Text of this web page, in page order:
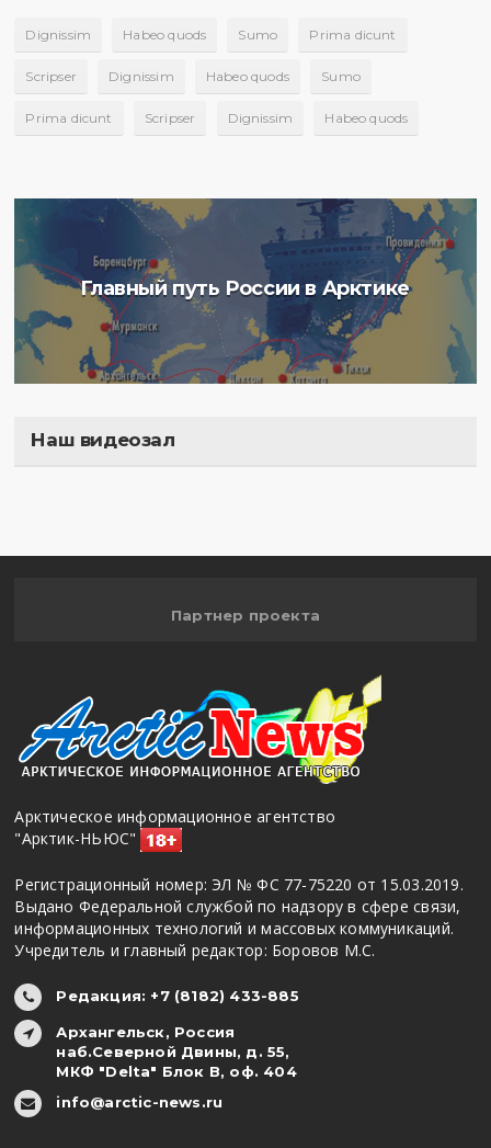
Dignissim Habeo quods Sumo Prima dicunt
Scripser Dignissim Habeo quods Sumo
Prima dicunt Scripser Dignissim Habeo quods
Главный путь России в Арктике
Наш видеозал
Партнер проекта
Арктическое информационное агентство
"Арктик-НЬЮС"
Регистрационный номер: ЭЛ № ФС 77-75220 от 15.03.2019.
Выдано Федеральной службой по надзору в сфере связи,
информационных технологий и массовых коммуникаций.
Учредитель и главный редактор: Боровов М.С.
Редакция: +7 (8182) 433-885
Архангельск, Россия
наб.Северной Двины, д. 55,
МКФ "Delta" Блок В, оф. 404
info@arctic-news.ru